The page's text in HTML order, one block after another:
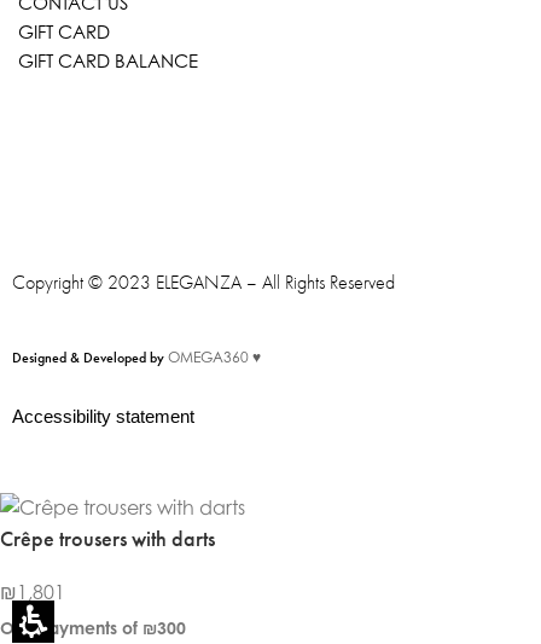
GIFT CARD
GIFT CARD BALANCE
Copyright © 2023 ELEGANZA – All Rights Reserved
Designed & Developed by OMEGA360 ♥
Accessibility statement
Crêpe trousers with darts
₪1,801
Or 6 Payments of ₪300